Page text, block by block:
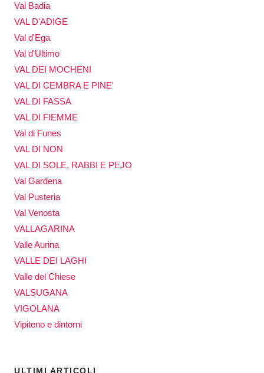
Val Badia
VAL D'ADIGE
Val d'Ega
Val d'Ultimo
VAL DEI MOCHENI
VAL DI CEMBRA E PINE'
VAL DI FASSA
VAL DI FIEMME
Val di Funes
VAL DI NON
VAL DI SOLE, RABBI E PEJO
Val Gardena
Val Pusteria
Val Venosta
VALLAGARINA
Valle Aurina
VALLE DEI LAGHI
Valle del Chiese
VALSUGANA
VIGOLANA
Vipiteno e dintorni
ULTIMI ARTICOLI